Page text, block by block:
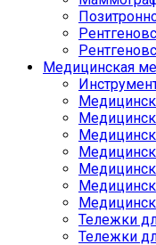
Медицинская
Тележки
Тележки